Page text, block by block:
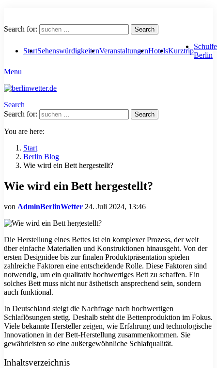
Search for: Search
StartSehenswürdigkeitenVeranstaltungenHotelsKurztrip
Berlin
Menu
Search
Search for:
Search
You are here:
Start
Berlin Blog
Wie wird ein Bett hergestellt?
Wie wird ein Bett hergestellt?
von AdminBerlinWetter 24. Juli 2024, 13:46
Die Herstellung eines Bettes ist ein komplexer Prozess, der weit
über einfache Materialien und Konstruktionen hinausgeht. Von der
ersten Designidee bis zur finalen Produktpräsentation spielen
zahlreiche Faktoren eine entscheidende Rolle. Diese Faktoren sind
notwendig, um ein qualitativ hochwertiges Bett zu schaffen. Ein
solches Bett muss nicht nur ästhetisch ansprechend sein, sondern
auch funktional.
In Deutschland steigt die Nachfrage nach hochwertigen
Schlaflösungen stetig. Deshalb steht die Bettenproduktion im Fokus.
Viele bekannte Hersteller zeigen, wie Erfahrung und technologische
Innovationen in der Bett-Herstellung zusammenkommen. Sie
gewährleisten so eine außergewöhnliche Schlafqualität.
Inhaltsverzeichnis